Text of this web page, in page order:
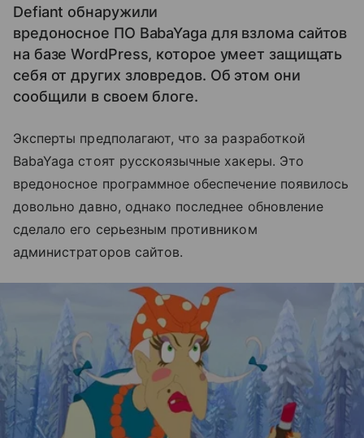
Defiant обнаружили
вредоносное ПО BabaYaga для взлома сайтов
на базе WordPress, которое умеет защищать
себя от других зловредов. Об этом они
сообщили в своем блоге.
Эксперты предполагают, что за разработкой
BabaYaga стоят русскоязычные хакеры. Это
вредоносное программное обеспечение появилось
довольно давно, однако последнее обновление
сделало его серьезным противником
администраторов сайтов.